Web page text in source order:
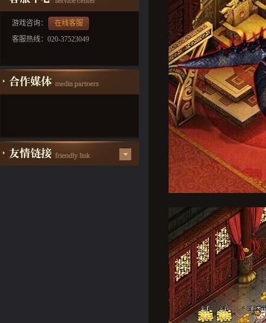
游戏咨询：
在线客服
客服热线：020-37523049